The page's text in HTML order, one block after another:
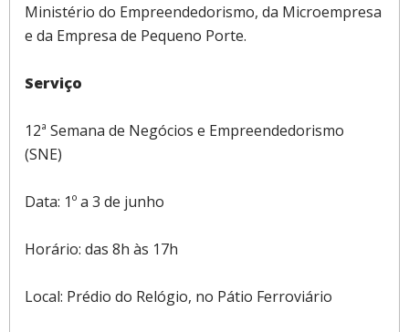
Ministério do Empreendedorismo, da Microempresa
e da Empresa de Pequeno Porte.
Serviço
12ª Semana de Negócios e Empreendedorismo
(SNE)
Data: 1º a 3 de junho
Horário: das 8h às 17h
Local: Prédio do Relógio, no Pátio Ferroviário